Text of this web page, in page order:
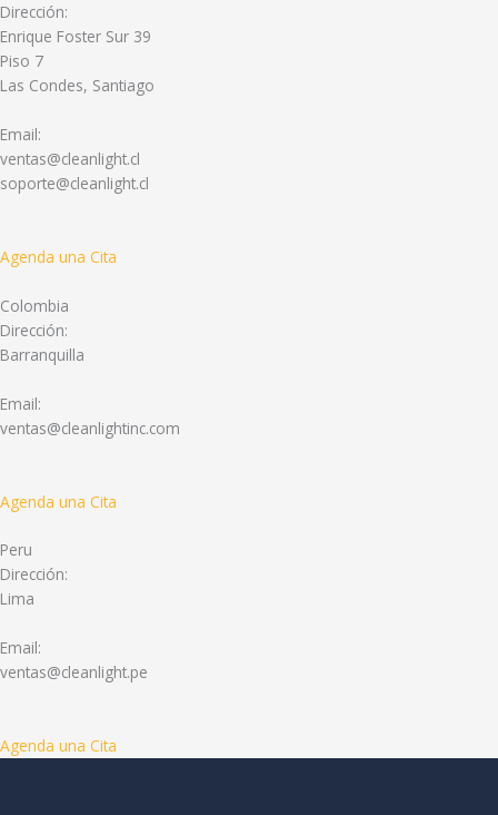
Dirección:
Enrique Foster Sur 39
Piso 7
Las Condes, Santiago
Email:
ventas@cleanlight.cl
soporte@cleanlight.cl
Agenda una Cita
Colombia
Dirección:
Barranquilla
Email:
ventas@cleanlightinc.com
Agenda una Cita
Peru
Dirección:
Lima
Email:
ventas@cleanlight.pe
Agenda una Cita